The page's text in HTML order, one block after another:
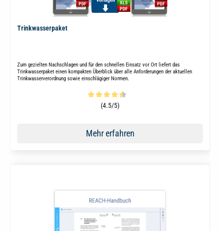
Trinkwasserpaket
Zum gezielten Nachschlagen und für den schnellen Einsatz vor Ort liefert das
Trinkwasserpaket einen kompakten Überblick über alle Anforderungen der aktuellen
Trinkwasserverordnung sowie einschlägiger Normen.
Durchschnittliche Bewertung von 4.4 von 5 Sternen
(4.5/5)
Mehr erfahren